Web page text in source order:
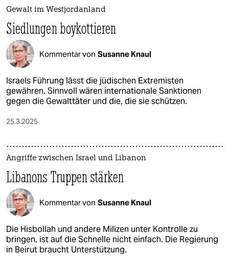
Gewalt im Westjordanland
Siedlungen boykottieren
Kommentar von Susanne Knaul
Israels Führung lässt die jüdischen Extremisten
gewähren. Sinnvoll wären internationale Sanktionen
gegen die Gewalttäter und die, die sie schützen.
25.3.2025
Angriffe zwischen Israel und Libanon
Libanons Truppen stärken
Kommentar von Susanne Knaul
Die Hisbollah und andere Milizen unter Kontrolle zu
bringen, ist auf die Schnelle nicht einfach. Die Regierung
in Beirut braucht Unterstützung.